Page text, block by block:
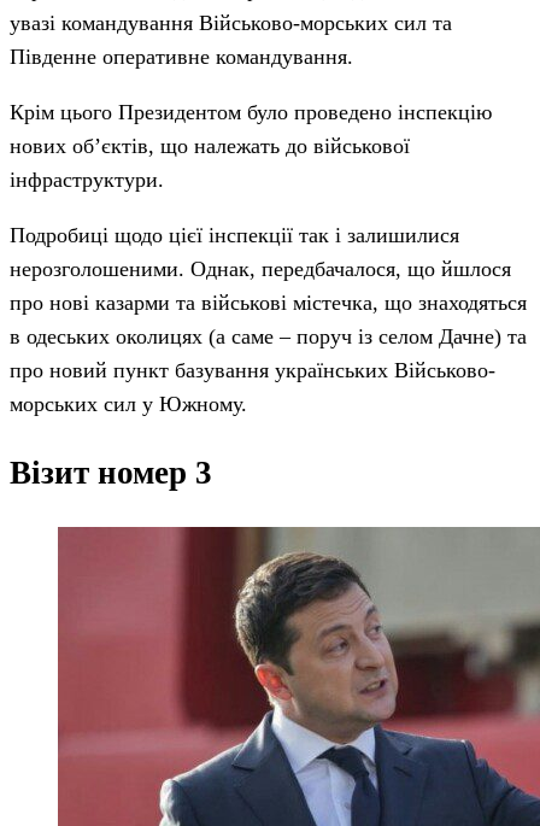
увазі командування Військово-морських сил та
Південне оперативне командування.
Крім цього Президентом було проведено інспекцію
нових об’єктів, що належать до військової
інфраструктури.
Подробиці щодо цієї інспекції так і залишилися
нерозголошеними. Однак, передбачалося, що йшлося
про нові казарми та військові містечка, що знаходяться
в одеських околицях (а саме – поруч із селом Дачне) та
про новий пункт базування українських Військово-
морських сил у Южному.
Візит номер 3